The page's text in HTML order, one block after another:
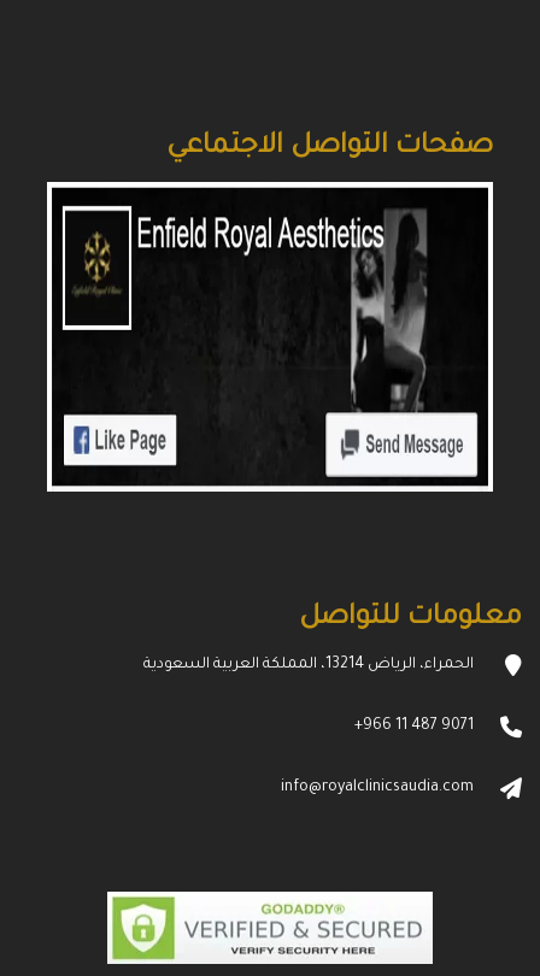
صفحات التواصل الاجتماعي
معلومات للتواصل
الحمراء، الرياض 13214، المملكة العربية السعودية
+966 11 487 9071
info@royalclinicsaudia.com